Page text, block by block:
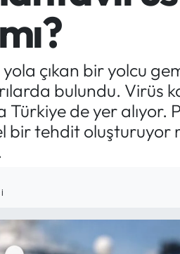
çıkan bir yolcu
bulundu. Virüs
Türkiye de yer
bir tehdit